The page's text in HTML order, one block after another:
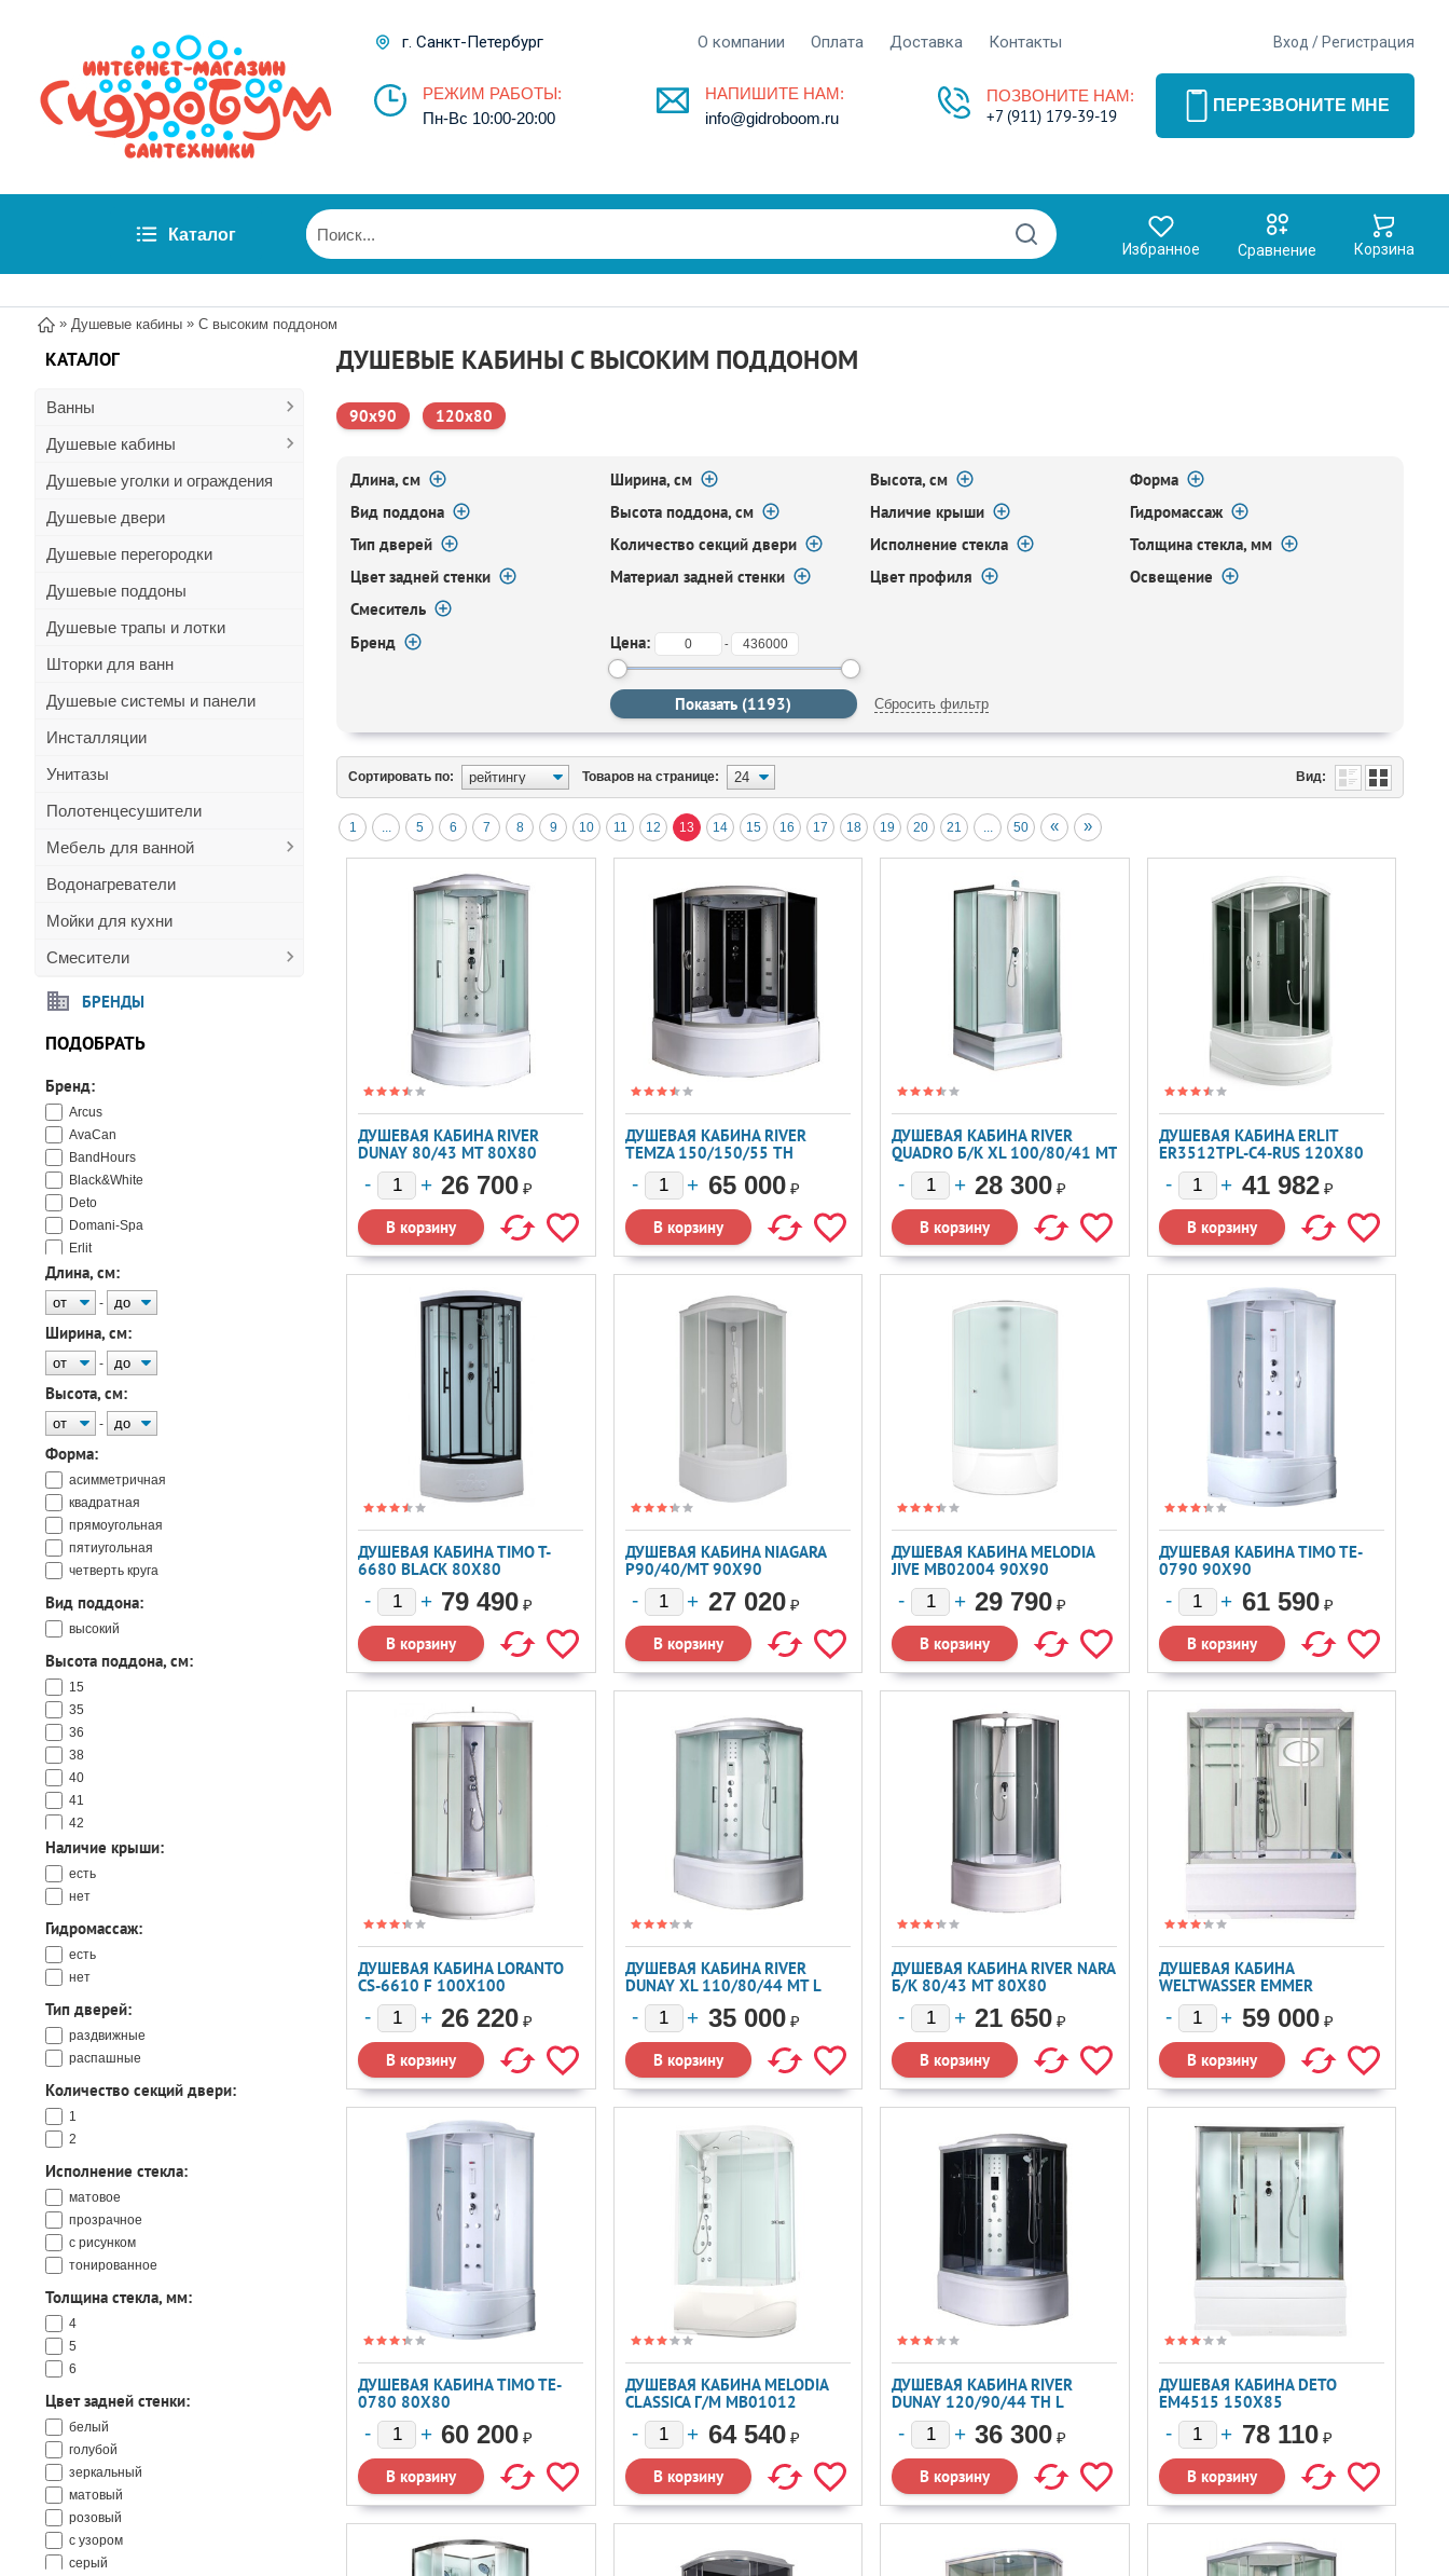
г. Санкт-Петербург О компании Оплата Доставка Контакты Вход / Регистрация
РЕЖИМ РАБОТЫ:
Пн-Вс 10:00-20:00
НАПИШИТЕ НАМ:
info@gidroboom.ru
ПОЗВОНИТЕ НАМ:
+7 (911) 179-39-19 ПЕРЕЗВОНИТЕ МНЕ
Каталог
Избранное Сравнение Корзина
» Душевые кабины » С высоким поддоном
КАТАЛОГ
Ванны
Душевые кабины
Душевые уголки и ограждения
Душевые двери
Душевые перегородки
Душевые поддоны
Душевые трапы и лотки
Шторки для ванн
Душевые системы и панели
Инсталляции
Унитазы
Полотенцесушители
Мебель для ванной
Водонагреватели
Мойки для кухни
Смесители
БРЕНДЫ
ПОДОБРАТЬ
Бренд:
Arcus
AvaCan
BandHours
Black&White
Deto
Domani-Spa
Erlit
Esbano
Frank
Loranto
Melodia
Niagara
Orans
River
Royal Bath
Timo
Triton
WeltWasser
Мономах
Длина, см:
-
Ширина, см:
-
Высота, см:
-
Форма:
асимметричная
квадратная
прямоугольная
пятиугольная
четверть круга
Вид поддона:
высокий
Высота поддона, см:
15
35
36
38
40
41
42
43
44
45
48
50
52
55
62
67
Наличие крыши:
есть
нет
Гидромассаж:
есть
нет
Тип дверей:
раздвижные
распашные
Количество секций двери:
1
2
Исполнение стекла:
матовое
прозрачное
с рисунком
тонированное
Толщина стекла, мм:
4
5
6
Цвет задней стенки:
белый
голубой
зеркальный
матовый
розовый
с узором
серый
ДУШЕВЫЕ КАБИНЫ С ВЫСОКИМ ПОДДОНОМ
90х90 120х80
Длина, см Ширина, см Высота, см
Форма
Вид поддона
Высота поддона, см Наличие крыши
Гидромассаж
Тип дверей
Количество секций двери Исполнение стекла
Толщина стекла, мм
Цвет задней стенки
Материал задней стенки Цвет профиля
Освещение
Смеситель
Бренд
Цена: -
Сбросить фильтр
Сортировать по: Товаров на странице: Вид:
1 ... 5 6 7 8 9 10 11 12 13 14 15 16 17 18 19 20 21 ... 50 « »
ДУШЕВАЯ КАБИНА RIVER
DUNAY 80/43 МТ 80X80
26 700 ₽
ДУШЕВАЯ КАБИНА RIVER
TEMZA 150/150/55 ТН
150X150
65 000 ₽
ДУШЕВАЯ КАБИНА RIVER
QUADRO Б/К XL 100/80/41 МТ
100X80
28 300 ₽
ДУШЕВАЯ КАБИНА ERLIT
ER3512TPL-C4-RUS 120X80
41 982 ₽
ДУШЕВАЯ КАБИНА TIMO T-
6680 BLACK 80X80
79 490 ₽
ДУШЕВАЯ КАБИНА NIAGARA
P90/40/MT 90X90
27 020 ₽
ДУШЕВАЯ КАБИНА MELODIA
JIVE MB02004 90X90
DS01SM99HWM00-V1.2
29 790 ₽
ДУШЕВАЯ КАБИНА TIMO TE-
0790 90X90
61 590 ₽
ДУШЕВАЯ КАБИНА LORANTO
CS-6610 F 100X100
26 220 ₽
ДУШЕВАЯ КАБИНА RIVER
DUNAY XL 110/80/44 MT L
110X80
35 000 ₽
ДУШЕВАЯ КАБИНА RIVER NARA
Б/К 80/43 MT 80X80
21 650 ₽
ДУШЕВАЯ КАБИНА
WELTWASSER EMMER
150/85/55-2 150X85
59 000 ₽
ДУШЕВАЯ КАБИНА TIMO TE-
0780 80X80
60 200 ₽
ДУШЕВАЯ КАБИНА MELODIA
CLASSICA Г/М MB01012
120X80 L
64 540 ₽
ДУШЕВАЯ КАБИНА RIVER
DUNAY 120/90/44 ТН L
120X90
36 300 ₽
ДУШЕВАЯ КАБИНА DETO
EM4515 150X85
78 110 ₽